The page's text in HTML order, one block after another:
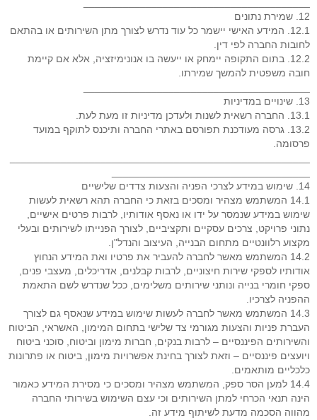
12. שמירת נתונים
12.1. המידע האישי יישמר כל עוד נדרש לצורך מתן השירותים או בהתאם
לחובות החברה לפי דין.
12.2. בתום התקופה יימחק או ייעשה בו אנונימיזציה, אלא אם קיימת
חובה משפטית להמשך שמירתו.
13. שינויים במדיניות
13.1. החברה רשאית לשנות ולעדכן מדיניות זו מעת לעת.
13.2. גרסה מעודכנת תפורסם באתרי החברה ותיכנס לתוקף במועד
פרסומה.
14. שימוש במידע לצרכי הפניה והצעות צדדים שלישיים
14.1 המשתמש מצהיר ומסכים בזאת כי החברה תהא רשאית לעשות
שימוש במידע שנמסר על ידו או נאסף אודותיו, לרבות פרטים אישיים,
נתוני פרויקט, צרכים עסקיים ותקציביים, לצורך הפנייתו לשירותים ובעלי
מקצוע רלוונטיים מתחום הבנייה, העיצוב והנדל"ן.
14.2 המשתמש מאשר לחברה להעביר את פרטיו ואת המידע הנחוץ
אודותיו לספקי שירות חיצוניים, לרבות קבלנים, אדריכלים, מעצבי פנים,
ספקי חומרי בנייה ונותני שירותים משלימים, ככל שנדרש לשם התאמת
ההפניה לצרכיו.
14.3 המשתמש מאשר לחברה לעשות שימוש במידע שנאסף גם לצורך
העברת פניות והצעות מגורמי צד שלישי בתחום המימון, האשראי, הביטוח
והשירותים הפיננסיים – לרבות בנקים, חברות מימון וביטוח, סוכני ביטוח
ויועצים פיננסיים – וזאת לצורך בחינת אפשרויות מימון, ביטוח או פתרונות
כלכליים מותאמים.
14.4 למען הסר ספק, המשתמש מצהיר ומסכים כי מסירת המידע כאמור
הינה תנאי הכרחי למתן השירותים וכי עצם השימוש בשירותי החברה
מהווה הסכמה מדעת לשיתוף מידע זה.